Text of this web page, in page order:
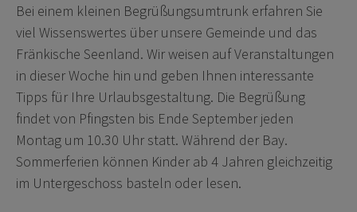
Bei einem kleinen Begrüßungsumtrunk erfahren Sie
viel Wissenswertes über unsere Gemeinde und das
Fränkische Seenland. Wir weisen auf Veranstaltungen
in dieser Woche hin und geben Ihnen interessante
Tipps für Ihre Urlaubsgestaltung. Die Begrüßung
findet von Pfingsten bis Ende September jeden
Montag um 10.30 Uhr statt. Während der Bay.
Sommerferien können Kinder ab 4 Jahren gleichzeitig
im Untergeschoss basteln oder lesen.